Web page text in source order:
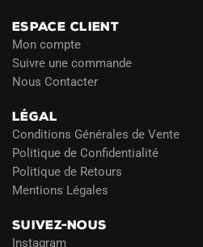
ESPACE CLIENT
Mon compte
Suivre une commande
Nous Contacter
LÉGAL
Conditions Générales de Vente
Politique de Confidentialité
Politique de Retours
Mentions Légales
SUIVEZ-NOUS
Instagram